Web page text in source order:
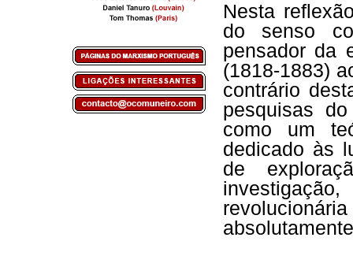
Nesta
do senso
pensador da
(1818-1883)
contrário
pesquisas
como um
dedicado às
de